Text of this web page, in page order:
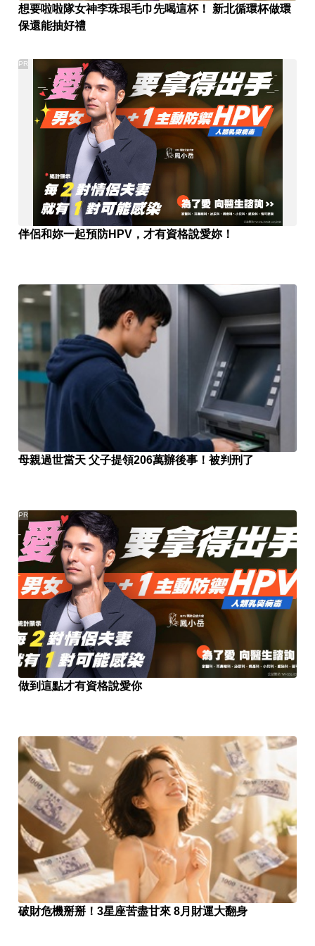
想要啦啦隊女神李珠珢毛巾先喝這杯！ 新北循環杯做環
保還能抽好禮
伴侶和妳一起預防HPV，才有資格說愛妳！
PR
母親過世當天 父子提領206萬辦後事！被判刑了
做到這點才有資格說愛你
PR
破財危機掰掰！3星座苦盡甘來 8月財運大翻身